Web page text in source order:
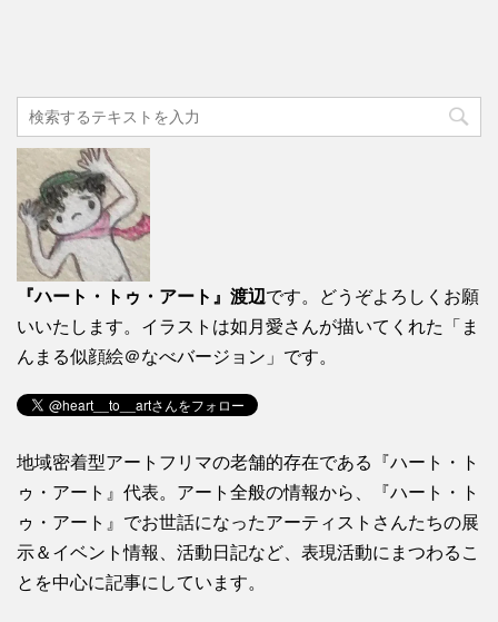
『ハート・トゥ・アート』渡辺です。どうぞよろしくお願
いいたします。イラストは如月愛さんが描いてくれた「ま
んまる似顔絵＠なべバージョン」です。
地域密着型アートフリマの老舗的存在である『ハート・ト
ゥ・アート』代表。アート全般の情報から、『ハート・ト
ゥ・アート』でお世話になったアーティストさんたちの展
示＆イベント情報、活動日記など、表現活動にまつわるこ
とを中心に記事にしています。